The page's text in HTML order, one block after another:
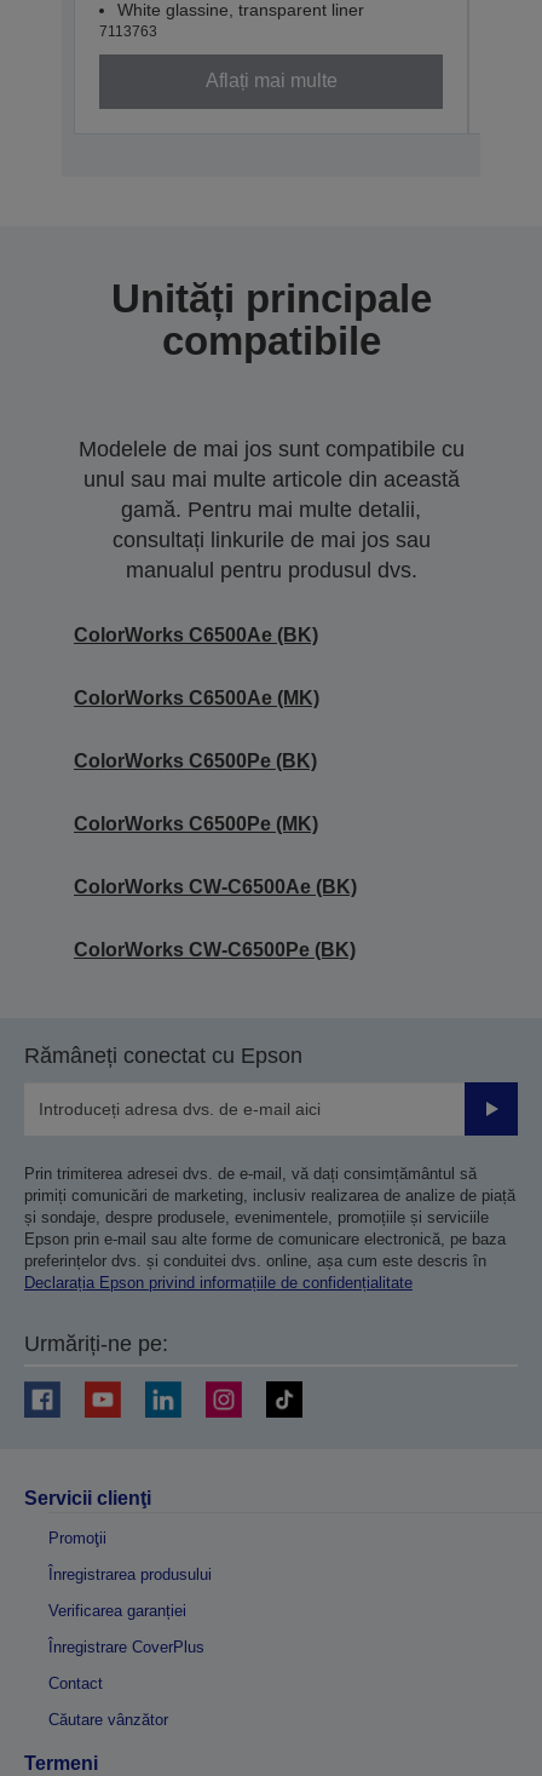
White glassine, transparent liner
7113763
Aflați mai multe
Unități principale
compatibile
Modelele de mai jos sunt compatibile cu
unul sau mai multe articole din această
gamă. Pentru mai multe detalii,
consultați linkurile de mai jos sau
manualul pentru produsul dvs.
ColorWorks C6500Ae (BK)
ColorWorks C6500Ae (MK)
ColorWorks C6500Pe (BK)
ColorWorks C6500Pe (MK)
ColorWorks CW-C6500Ae (BK)
ColorWorks CW-C6500Pe (BK)
Rămâneți conectat cu Epson
Prin trimiterea adresei dvs. de e-mail, vă dați consimțământul să
primiți comunicări de marketing, inclusiv realizarea de analize de piață
și sondaje, despre produsele, evenimentele, promoțiile și serviciile
Epson prin e-mail sau alte forme de comunicare electronică, pe baza
preferințelor dvs. și conduitei dvs. online, așa cum este descris în
Declarația Epson privind informațiile de confidențialitate
Urmăriți-ne pe:
Servicii clienţi
Promoţii
Înregistrarea produsului
Verificarea garanției
Înregistrare CoverPlus
Contact
Căutare vânzător
Termeni